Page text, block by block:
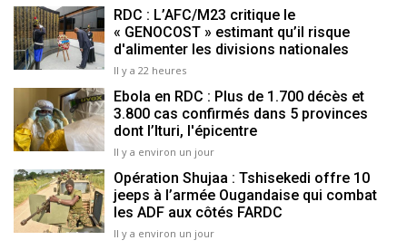
RDC : L’AFC/M23 critique le
« GENOCOST » estimant qu’il risque
d'alimenter les divisions nationales
Il y a 22 heures
Ebola en RDC : Plus de 1.700 décès et
3.800 cas confirmés dans 5 provinces
dont l’Ituri, l'épicentre
Il y a environ un jour
Opération Shujaa : Tshisekedi offre 10
jeeps à l’armée Ougandaise qui combat
les ADF aux côtés FARDC
Il y a environ un jour